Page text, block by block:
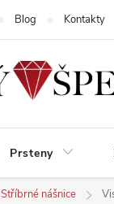
Blog Kontakty
Prsteny
Stříbrné nášnice